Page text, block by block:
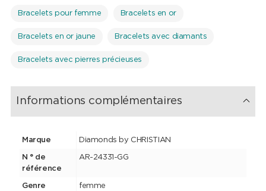
Bracelets pour femme Bracelets en or
Bracelets en or jaune Bracelets avec diamants
Bracelets avec pierres précieuses
Informations complémentaires
Marque Diamonds by CHRISTIAN
N ° de
référence
AR-24331-GG
Genre femme